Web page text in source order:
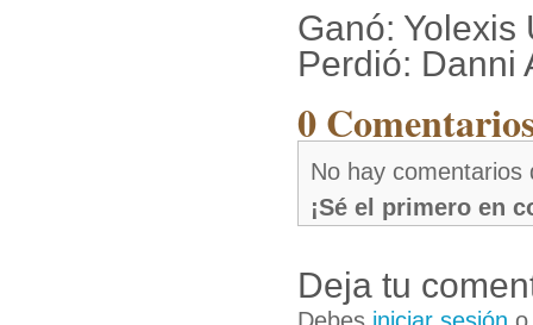
Ganó: Yolexis
Perdió: Danni
0
No hay comentarios
¡Sé el primero en
Deja tu